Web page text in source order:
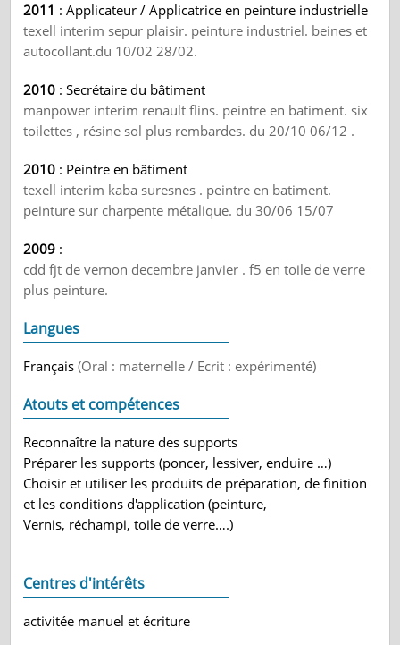
2011 : Applicateur / Applicatrice en peinture industrielle
texell interim sepur plaisir. peinture industriel. beines et
autocollant.du 10/02 28/02.
2010 : Secrétaire du bâtiment
manpower interim renault flins. peintre en batiment. six
toilettes , résine sol plus rembardes. du 20/10 06/12 .
2010 : Peintre en bâtiment
texell interim kaba suresnes . peintre en batiment.
peinture sur charpente métalique. du 30/06 15/07
2009 :
cdd fjt de vernon decembre janvier . f5 en toile de verre
plus peinture.
Langues
Français(Oral : maternelle / Ecrit : expérimenté)
Atouts et compétences
Reconnaître la nature des supports
Préparer les supports (poncer, lessiver, enduire …)
Choisir et utiliser les produits de préparation, de finition
et les conditions d'application (peinture,
Vernis, réchampi, toile de verre….)
Centres d'intérêts
activitée manuel et écriture